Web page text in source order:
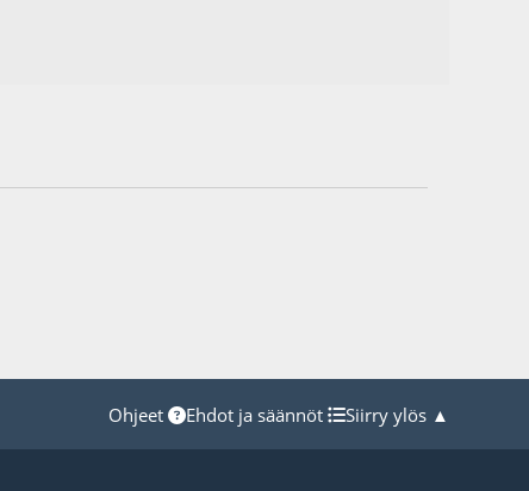
Ohjeet Ehdot ja säännöt Siirry ylös ▲